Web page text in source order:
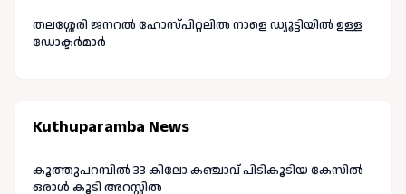
തലശ്ശേരി ജനറൽ ഹോസ്പിറ്റലിൽ നാളെ ഡ്യൂട്ടിയിൽ ഉള്ള
ഡോക്ടർമാർ
Kuthuparamba News
കൂത്തുപറമ്പിൽ 33 കിലോ കഞ്ചാവ് പിടികൂടിയ കേസിൽ
ഒരാൾ കൂടി അറസ്റ്റിൽ